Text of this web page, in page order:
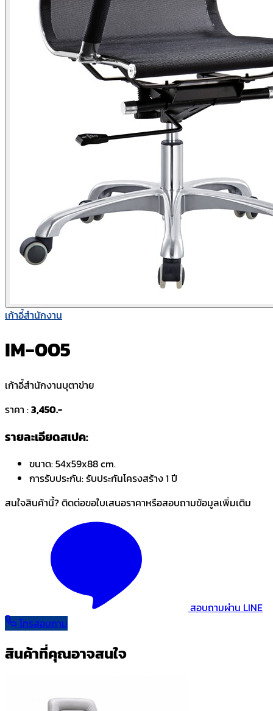
เก้าอี้สำนักงาน
IM-005
เก้าอี้สำนักงานบุตาข่าย
ราคา :3,450.-
รายละเอียดสเปค:
ขนาด:54x59x88 cm.
การรับประกัน:รับประกันโครงสร้าง 1 ปี
สนใจสินค้านี้? ติดต่อขอใบเสนอราคาหรือสอบถามข้อมูลเพิ่มเติม
สอบถามผ่าน LINE
โทรสอบถาม
สินค้าที่คุณอาจสนใจ